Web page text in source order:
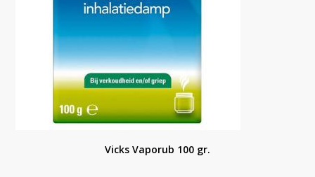
Vicks Vaporub 100 gr.